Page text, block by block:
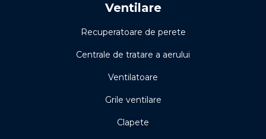
Ventilare
Recuperatoare de perete
Centrale de tratare a aerului
Ventilatoare
Grile ventilare
Clapete